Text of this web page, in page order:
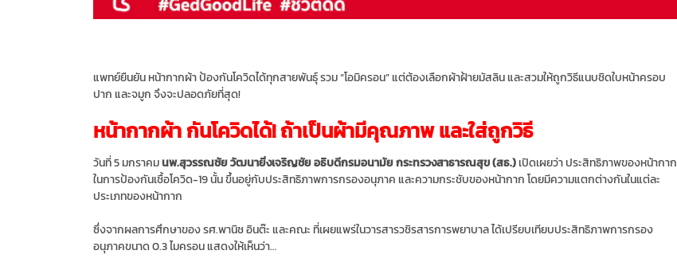
แพทย์ยืนยัน หน้ากากผ้า ป้องกันโควิดได้ทุกสายพันธุ์ รวม “โอมิครอน” แต่ต้องเลือกผ้าฝ้ายมัสลิน และสวมให้ถูกวิธีแนบชิดใบหน้าครอบ
ปาก และจมูก จึงจะปลอดภัยที่สุด!
หน้ากากผ้า กันโควิดได้! ถ้าเป็นผ้ามีคุณภาพ และใส่ถูกวิธี
วันที่ 5 มกราคมนพ.สุวรรณชัย วัฒนายิ่งเจริญชัย อธิบดีกรมอนามัย กระทรวงสาธารณสุข (สธ.) เปิดเผยว่า ประสิทธิภาพของหน้ากาก
ในการป้องกันเชื้อโควิด-19 นั้น ขึ้นอยู่กับประสิทธิภาพการกรองอนุภาค และความกระชับของหน้ากาก โดยมีความแตกต่างกันในแต่ละ
ประเภทของหน้ากาก
ซึ่งจากผลการศึกษาของ รศ.พานิช อินต๊ะ และคณะ ที่เผยแพร่ในวารสารวชิรสารการพยาบาล ได้เปรียบเทียบประสิทธิภาพการกรอง
อนุภาคขนาด 0.3 ไมครอน แสดงให้เห็นว่า…